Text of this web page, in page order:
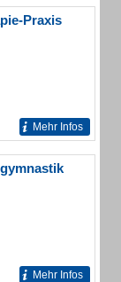
Praxis
Mehr Infos
Mehr Infos